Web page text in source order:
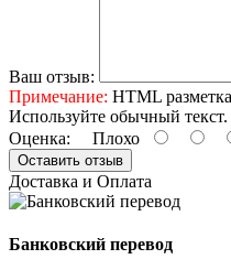
Ваш отзыв:
Примечание: HTML
Используйте обычный текст.
Оценка: Плохо
Оставить отзыв
Доставка и Оплата
Банковский перевод